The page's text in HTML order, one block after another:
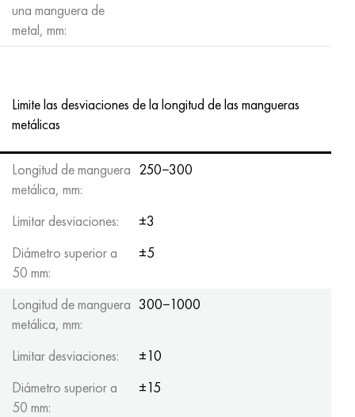
una manguera de
metal, mm:
Limite las desviaciones de la longitud de las mangueras
metálicas
Longitud de manguera
metálica, mm:
250−300
Limitar desviaciones:
±3
Diámetro superior a
50 mm:
±5
Longitud de manguera
metálica, mm:
300−1000
Limitar desviaciones:
±10
Diámetro superior a
50 mm:
±15